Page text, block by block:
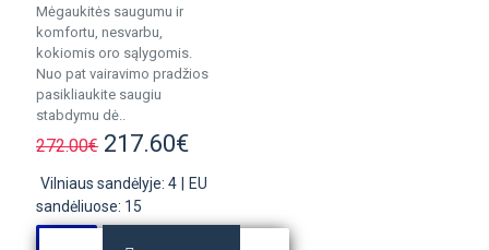
Mėgaukitės saugumu ir
komfortu, nesvarbu,
kokiomis oro sąlygomis.
Nuo pat vairavimo pradžios
pasikliaukite saugiu
stabdymu dė..
272.00€ 217.60€
Vilniaus sandėlyje: 4
EU
sandėliuose: 15